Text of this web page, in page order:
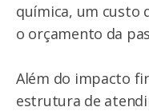
química, um custo
o orçamento da
Além do impacto
estrutura de